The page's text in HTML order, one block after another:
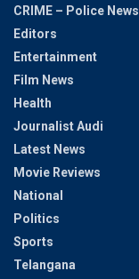
CRIME – Police News
Editors
Entertainment
Film News
Health
Journalist Audi
Latest News
Movie Reviews
National
Politics
Sports
Telangana